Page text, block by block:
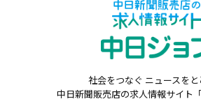
社会をつなぐ ニュースをと
中日新聞販売店の求人情報サイト